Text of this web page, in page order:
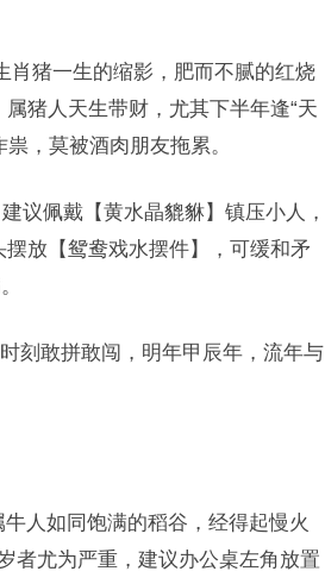
猪一生的缩影，肥而不腻的红烧
猪人天生带财，尤其下半年逢“天
，莫被酒肉朋友拖累。
议佩戴【黄水晶貔貅】镇压小人，
放【鸳鸯戏水摆件】，可缓和矛
刻敢拼敢闯，明年甲辰年，流年与
人如同饱满的稻谷，经得起慢火
者尤为严重，建议办公桌左角放置